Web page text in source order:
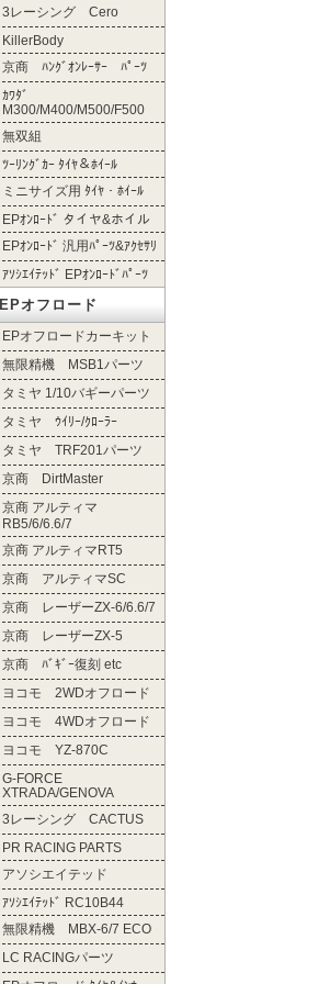
3レーシング Cero
KillerBody
京商 ﾊﾝｸﾞｵﾝﾚｰｻｰ ﾊﾟｰﾂ
ｶﾜﾀﾞ
M300/M400/M500/F500
無双組
ﾂｰﾘﾝｸﾞｶｰ ﾀｲﾔ＆ﾎｲｰﾙ
ミニサイズ用 ﾀｲﾔ・ﾎｲｰﾙ
EPｵﾝﾛｰﾄﾞ タイヤ&ホイル
EPｵﾝﾛｰﾄﾞ 汎用ﾊﾟｰﾂ&ｱｸｾｻﾘ
ｱｿｼｴｲﾃｯﾄﾞ EPｵﾝﾛｰﾄﾞﾊﾟｰﾂ
EPオフロード
EPオフロードカーキット
無限精機 MSB1パーツ
タミヤ 1/10バギーパーツ
タミヤ ｳｲﾘｰ/ｸﾛｰﾗｰ
タミヤ TRF201パーツ
京商 DirtMaster
京商 アルティマ
RB5/6/6.6/7
京商 アルティマRT5
京商 アルティマSC
京商 レーザーZX-6/6.6/7
京商 レーザーZX-5
京商 ﾊﾞｷﾞｰ復刻 etc
ヨコモ 2WDオフロード
ヨコモ 4WDオフロード
ヨコモ YZ-870C
G-FORCE
XTRADA/GENOVA
3レーシング CACTUS
PR RACING PARTS
アソシエイテッド
ｱｿｼｴｲﾃｯﾄﾞ RC10B44
無限精機 MBX-6/7 ECO
LC RACINGパーツ